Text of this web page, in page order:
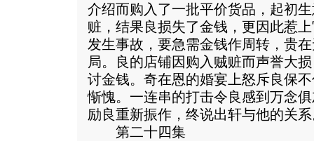
介绍而购入了一批平价货品，起初
赃，结果良损失了金钱，更因此惹
发生事故，要急需金钱作周转，贵
局。良的店铺因购入贼赃而声誉大
讨金钱。奇在恩的婚宴上怒斥良保
惭愧。一连串的打击令良感到万念
励良重新振作，终说出轩与他的关
第二十四集